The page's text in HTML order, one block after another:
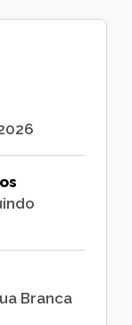
Branca